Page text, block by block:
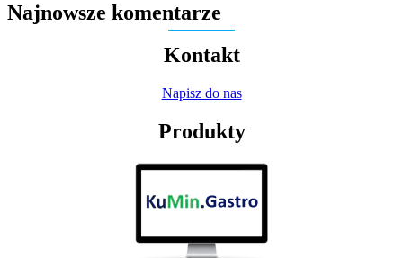
Najnowsze komentarze
Kontakt
Napisz do nas
Produkty